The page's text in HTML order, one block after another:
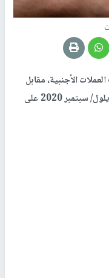
الأجنبية، مقابل
الشيكل، اليوم الخميس، الموافق الثالث من أيلول/ سبتمبر 2020 على